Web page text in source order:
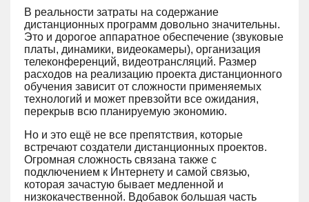
В реальности затраты на содержание
дистанционных программ довольно значительны.
Это и дорогое аппаратное обеспечение (звуковые
платы, динамики, видеокамеры), организация
телеконференций, видеотрансляций. Размер
расходов на реализацию проекта дистанционного
обучения зависит от сложности применяемых
технологий и может превзойти все ожидания,
перекрыв всю планируемую экономию.
Но и это ещё не все препятствия, которые
встречают создатели дистанционных проектов.
Огромная сложность связана также с
подключением к Интернету и самой связью,
которая зачастую бывает медленной и
низкокачественной. Вдобавок большая часть